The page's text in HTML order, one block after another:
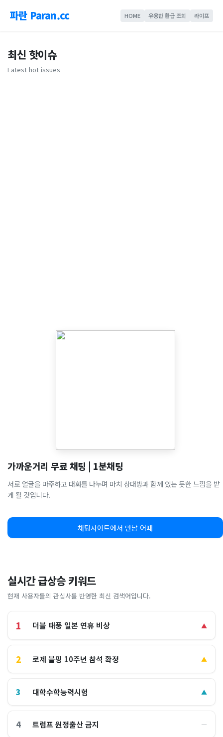
파란 Paran.cc HOME 유용한 환급 조회 라이프
최신 핫이슈
Latest hot issues
가까운거리 무료 채팅 | 1분채팅
서로 얼굴을 마주하고 대화를 나누며 마치 상대방과 함께 있는 듯한 느낌을 받
게 될 것입니다.
채팅사이트에서 만남 어때
실시간 급상승 키워드
현재 사용자들의 관심사를 반영한 최신 검색어입니다.
1 더블 태풍 일본 연휴 비상 ▲
2 로제 블핑 10주년 참석 확정 ▲
3 대학수학능력시험 ▲
4 트럼프 원정출산 금지 ―